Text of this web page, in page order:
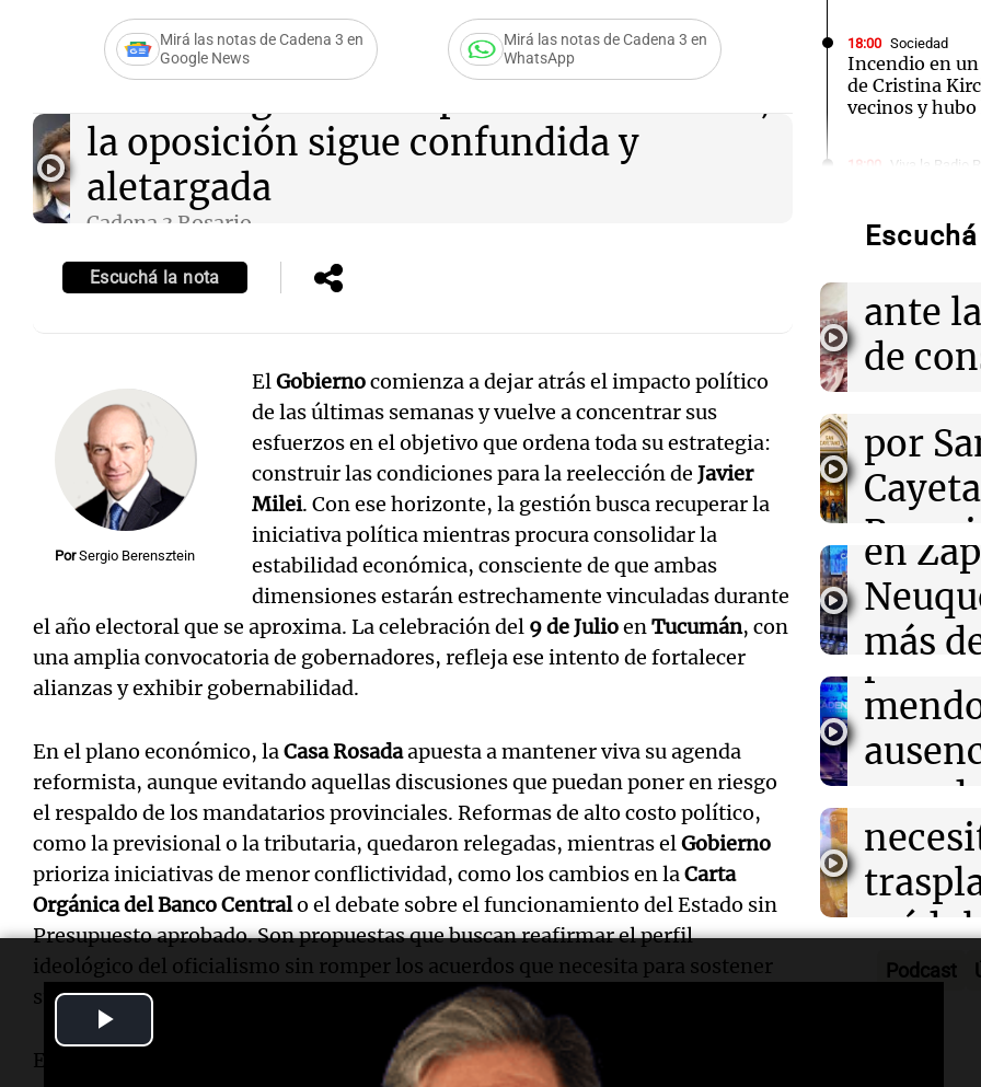
Mirá las notas de Cadena 3 en
Google News
Mirá las notas de Cadena 3 en
WhatsApp
la oposición sigue confundida y
aletargada
Cadena 3 Rosario
Escuchá la nota
Por Sergio Berensztein
ElGobiernocomienza a dejar atrás el impacto político
de las últimas semanas y vuelve a concentrar sus
esfuerzos en el objetivo que ordena toda su estrategia:
construir las condiciones para la reelección de Javier
Milei. Con ese horizonte, la gestión busca recuperar la
iniciativa política mientras procura consolidar la
estabilidad económica, consciente de que ambas
dimensiones estarán estrechamente vinculadas durante
el año electoral que se aproxima. La celebración del 9 de JulioenTucumán, con
una amplia convocatoria de gobernadores, refleja ese intento de fortalecer
alianzas y exhibir gobernabilidad.
En el plano económico, laCasa Rosadaapuesta a mantener viva su agenda
reformista, aunque evitando aquellas discusiones que puedan poner en riesgo
el respaldo de los mandatarios provinciales. Reformas de alto costo político,
como la previsional o la tributaria, quedaron relegadas, mientras elGobierno
prioriza iniciativas de menor conflictividad, como los cambios en laCarta
Orgánica del Banco Centralo el debate sobre el funcionamiento del Estado sin
Presupuesto aprobado. Son propuestas que buscan reafirmar el perfil
ideológico del oficialismo sin romper los acuerdos que necesita para sostener
su mayoría circunstancial.
El frente político también muestra movimientos relevantes. La intención de
18:00 Sociedad
Incendio en
de Cristina
vecinos y
18:00 Viva la Radio
nos ayuda"
Quiniela
números
viernes 7 de
La insólita
gomero y
volvió viral
TC Pick Up:
Campo
Autódromo
Audio.
ante
de
carne
por
Viva la
Episodios
Audio.
por
Viva la
Episodios
Audio.
en
más
Panorama
Audio.
en el
Panorama
Episodios
Audio.
de
Audio.
Audio.
Podcast